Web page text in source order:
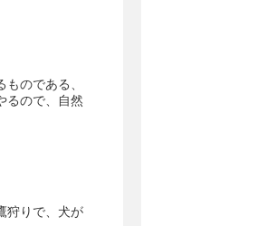
のである、
るので、自然
狩りで、犬が